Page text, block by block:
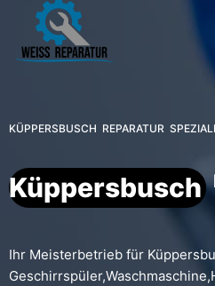
KÜPPERSBUSCH REPARATUR
Küppersbusch
Ihr Meisterbetrieb für